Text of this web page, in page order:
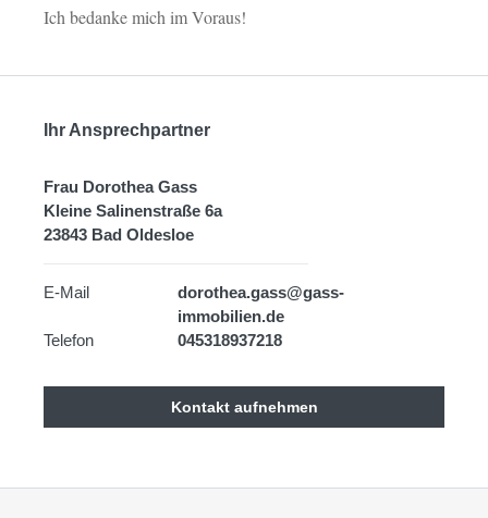
Ich bedanke mich im Voraus!
Ihr Ansprechpartner
Frau Dorothea Gass
Kleine Salinenstraße 6a
23843 Bad Oldesloe
E-Mail
dorothea.gass@gass-
immobilien.de
Telefon
045318937218
Kontakt aufnehmen